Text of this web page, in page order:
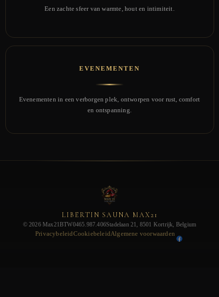
Een zachte sfeer van warmte, hout en intimiteit.
EVENEMENTEN
Evenementen in een verborgen plek, ontworpen voor rust, comfort
en ontspanning.
LIBERTIN SAUNA MAX21
© 2026 Max21BTW0465.987.406Stadelaan 21, 8501 Kortrijk, Belgium
PrivacybeleidCookiebeleidAlgemene voorwaarden